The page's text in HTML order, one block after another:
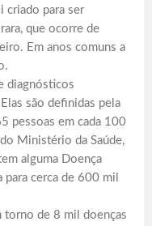
criado para ser
que ocorre de
Em anos comuns a
diagnósticos
são definidas pela
pessoas em cada 100
Ministério da Saúde,
alguma Doença
para cerca de 600 mil
torno de 8 mil doenças